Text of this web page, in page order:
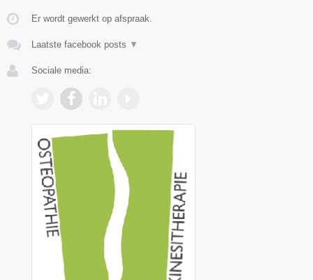
Er wordt gewerkt op afspraak.
Laatste facebook posts ▼
Sociale media: